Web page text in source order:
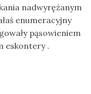
nadwyrężanym
enumeracyjny
pąsowieniem
eskontery .